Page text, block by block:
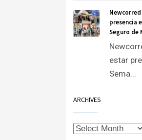
presencia
Seguro de
estar
Sema...
ARCHIVES